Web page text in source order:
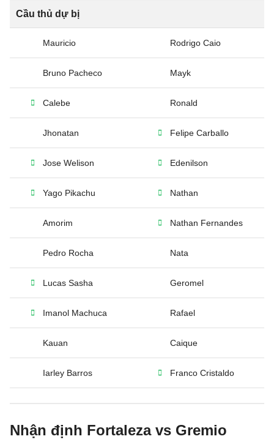
Cầu thủ dự bị
Mauricio Rodrigo Caio
Bruno Pacheco Mayk
Calebe Ronald
Jhonatan Felipe Carballo
Jose Welison Edenilson
Yago Pikachu Nathan
Amorim Nathan Fernandes
Pedro Rocha Nata
Lucas Sasha Geromel
Imanol Machuca Rafael
Kauan Caique
Iarley Barros Franco Cristaldo
Nhận định Fortaleza vs Gremio